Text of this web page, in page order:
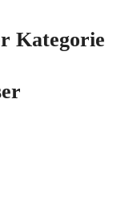
Kategorie